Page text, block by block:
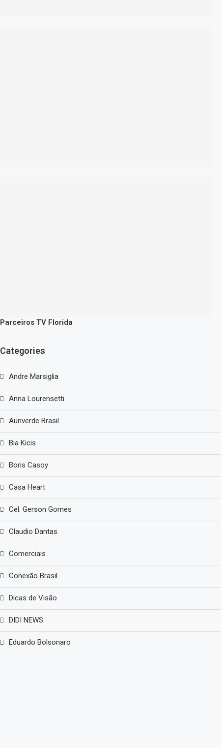
Parceiros TV Florida
Categories
Andre Marsiglia
Anna Lourensetti
Auriverde Brasil
Bia Kicis
Boris Casoy
Casa Heart
Cel. Gerson Gomes
Claudio Dantas
Comerciais
Conexão Brasil
Dicas de Visão
DIDI NEWS
Eduardo Bolsonaro